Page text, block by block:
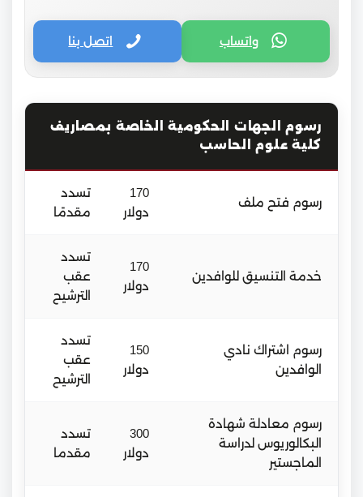
واتساب اتصل بنا
رسوم الجهات الحكومية الخاصة بمصاريف
كلية علوم الحاسب
رسوم فتح ملف
170
دولار
تسدد
مقدمًا
خدمة التنسيق للوافدين
170
دولار
تسدد
عقب
الترشيح
رسوم اشتراك نادي
الوافدين
150
دولار
تسدد
عقب
الترشيح
رسوم معادلة شهادة
البكالوريوس لدراسة
الماجستير
300
دولار
تسدد
مقدما